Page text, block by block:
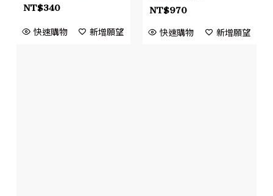
NT$340
快速購物 新增願望
NT$970
快速購物 新增願望